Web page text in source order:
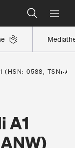
(HSN: 0588, TSN:
A1